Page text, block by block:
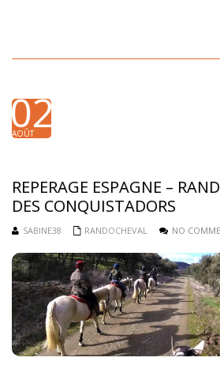
02
AOÛT
REPERAGE ESPAGNE –
DES CONQUISTADORS
SABINE38 RANDOCHEVAL NO